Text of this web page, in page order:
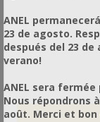
ANEL
23 de agosto.
después del 23
verano!
ANEL sera
Nous répondrons
août. Merci et bon